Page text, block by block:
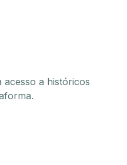
acesso a históricos